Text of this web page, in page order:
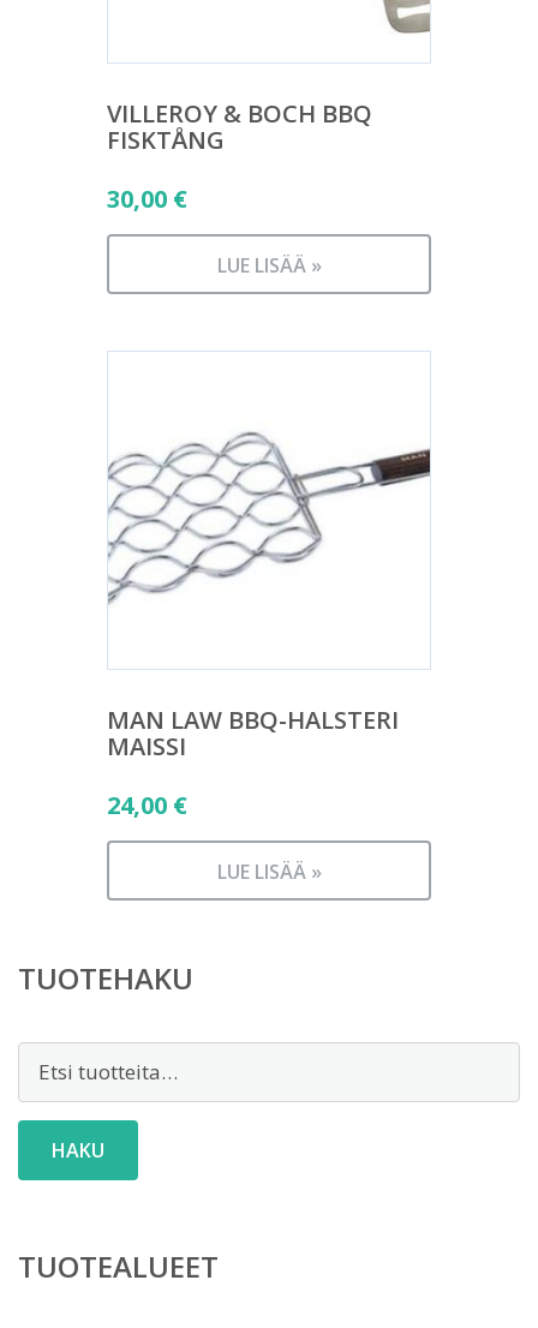
VILLEROY & BOCH BBQ
FISKTÅNG
30,00 €
LUE LISÄÄ »
MAN LAW BBQ-HALSTERI
MAISSI
24,00 €
LUE LISÄÄ »
TUOTEHAKU
Etsi:
HAKU
TUOTEALUEET